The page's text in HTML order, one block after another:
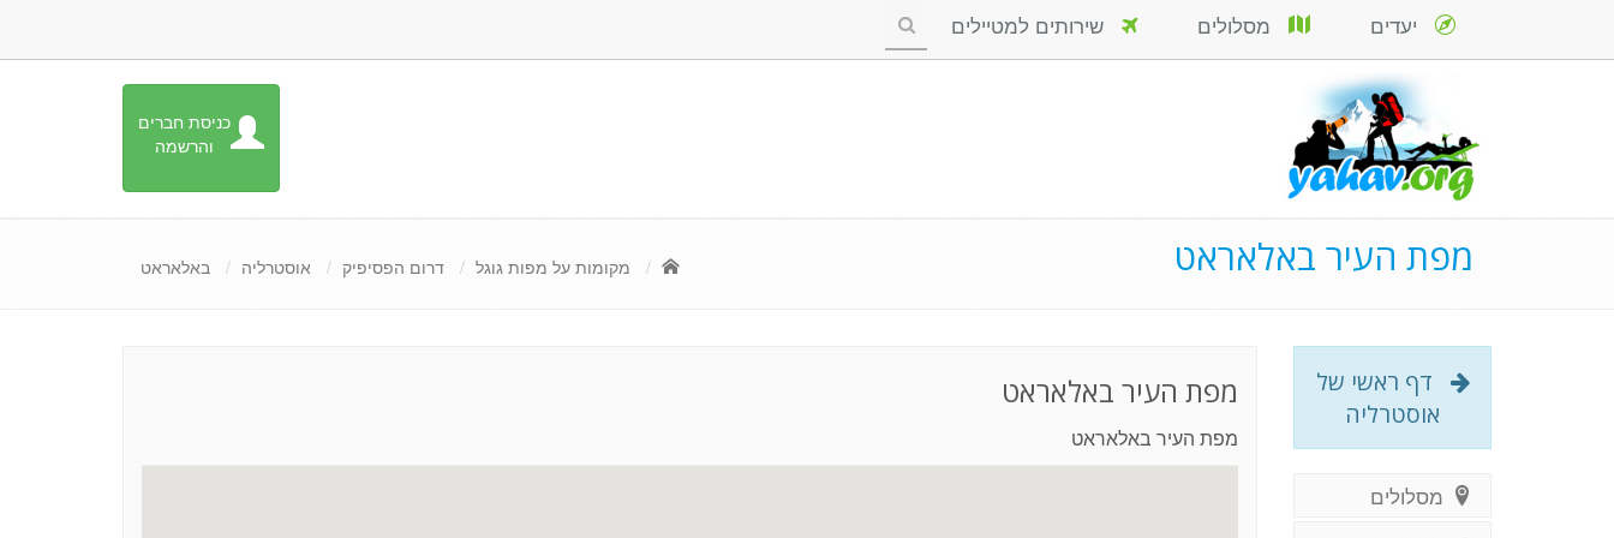
כניסת חברים
והרשמה
יעדים מסלולים שירותים למטיילים
מפת העיר באלאראט מקומות על מפות גוגל דרום הפסיפיק אוסטרליה באלאראט
דף ראשי של
אוסטרליה
מסלולים
מפת העיר באלאראט
מפת העיר באלאראט